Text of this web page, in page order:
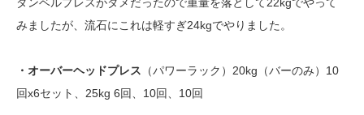
みましたが、流石にこれは軽すぎ24kgでやりました。
・オーバーヘッドプレス （パワーラック）20kg（バーのみ）10
回x6セット、25kg 6回、10回、10回